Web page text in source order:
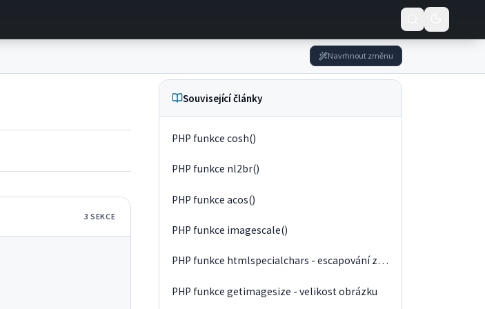
Navrhnout změnu
3 SEKCE
Související články
PHP funkce cosh()
PHP funkce nl2br()
PHP funkce acos()
PHP funkce imagescale()
PHP funkce htmlspecialchars - escapování znaků
PHP funkce getimagesize - velikost obrázku